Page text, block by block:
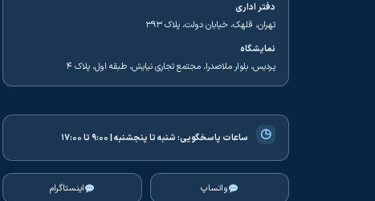
دفتر اداری
تهران، قلهک، خیابان دولت، پلاک ۳۹۳
نمایشگاه
پردیس، بلوار ملاصدرا، مجتمع تجاری نیایش، طبقه اول، پلاک ۴
◷ ساعات پاسخگویی:شنبه تا پنجشنبه | ۹:۰۰ تا ۱۷:۰۰
واتساپ اینستاگرام